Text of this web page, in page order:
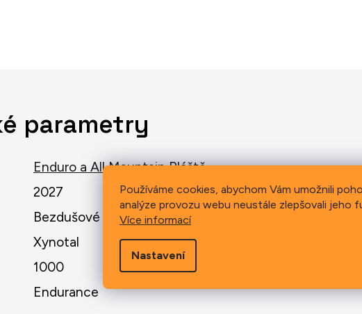
Používáme cookies, abychom Vám umožnili
analýze provozu webu neustále zlepšovali jeho
Více informací
Nastavení
parametry
Enduro a All Mountain Pláště
2027
Bezdušové
Xynotal
1000
Endurance